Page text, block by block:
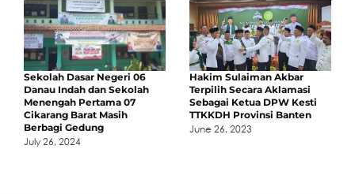
Sekolah Dasar Negeri 06
Danau Indah dan Sekolah
Menengah Pertama 07
Cikarang Barat Masih
Berbagi Gedung
July 26, 2024
Hakim Sulaiman Akbar
Terpilih Secara Aklamasi
Sebagai Ketua DPW Kesti
TTKKDH Provinsi Banten
June 26, 2023